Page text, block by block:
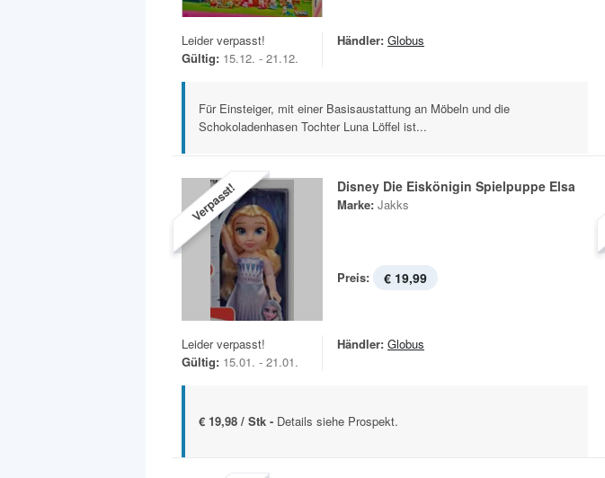
Leider verpasst!
Gültig: 15.12. - 21.12.
Händler: Globus
Für Einsteiger, mit einer Basisaustattung an Möbeln und die
Schokoladenhasen Tochter Luna Löffel ist...
Verpasst! Disney Die Eiskönigin Spielpuppe Elsa
Marke: Jakks
Preis: € 19,99
Leider verpasst!
Gültig: 15.01. - 21.01.
Händler: Globus
€ 19,98 / Stk - Details siehe Prospekt.